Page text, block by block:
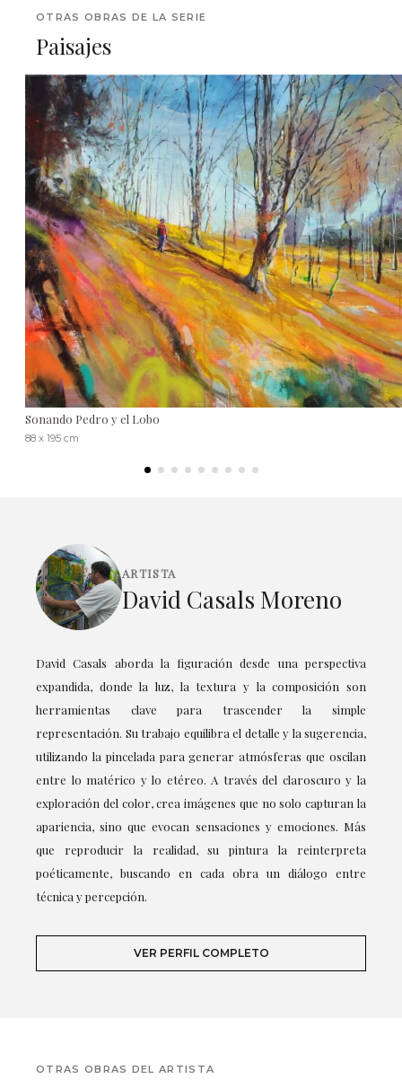
OTRAS OBRAS DE LA SERIE
Paisajes
Sonando Pedro y el Lobo
88 x 195 cm
ARTISTA
David Casals Moreno
David Casals aborda la figuración desde una perspectiva
expandida, donde la luz, la textura y la composición son
herramientas clave para trascender la simple
representación. Su trabajo equilibra el detalle y la sugerencia,
utilizando la pincelada para generar atmósferas que oscilan
entre lo matérico y lo etéreo. A través del claroscuro y la
exploración del color, crea imágenes que no solo capturan la
apariencia, sino que evocan sensaciones y emociones. Más
que reproducir la realidad, su pintura la reinterpreta
poéticamente, buscando en cada obra un diálogo entre
técnica y percepción.
VER PERFIL COMPLETO
OTRAS OBRAS DEL ARTISTA